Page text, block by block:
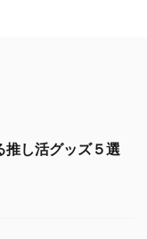
推し活グッズ５選